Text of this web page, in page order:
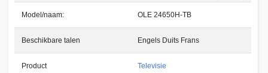
Model/naam: OLE 24650H-TB
Beschikbare talen Engels Duits Frans
Product Televisie